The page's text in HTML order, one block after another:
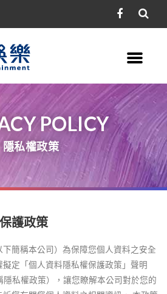
POLICY
隱私權政策
護政策
簡稱本公司）為保障您個人資料之安全
定「個人資料隱私權保護政策」聲明
隱私權政策），讓您瞭解本公司對於您的